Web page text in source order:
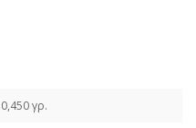
0,450 γρ.